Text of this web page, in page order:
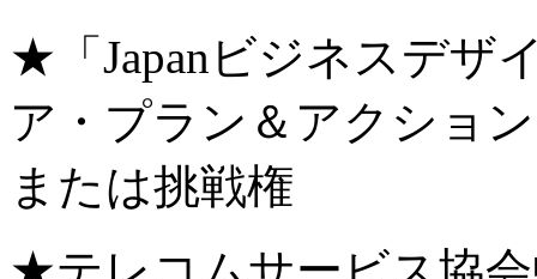
★「Japanビジネスデザ
ア・プラン＆アクショ
または挑戦権